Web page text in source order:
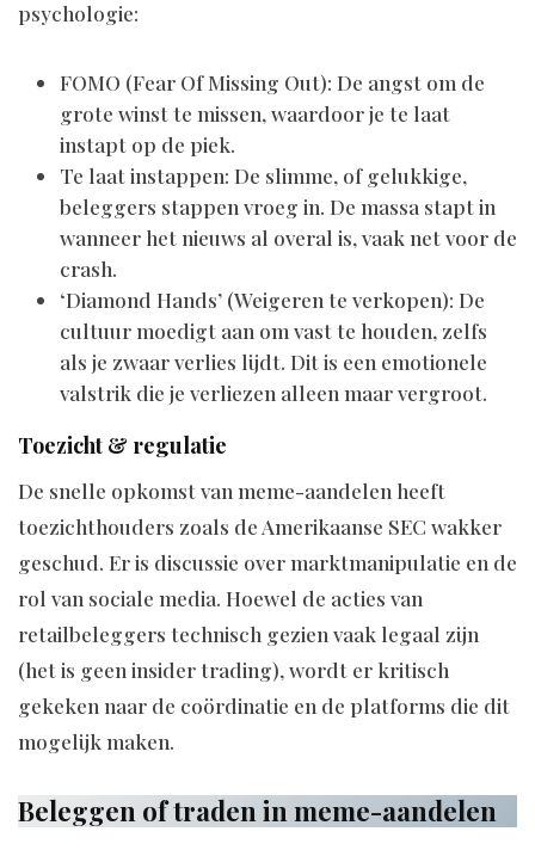
psychologie:
FOMO (Fear Of Missing Out): De angst om de
grote winst te missen, waardoor je te laat
instapt op de piek.
Te laat instappen: De slimme, of gelukkige,
beleggers stappen vroeg in. De massa stapt in
wanneer het nieuws al overal is, vaak net voor de
crash.
‘Diamond Hands’ (Weigeren te verkopen): De
cultuur moedigt aan om vast te houden, zelfs
als je zwaar verlies lijdt. Dit is een emotionele
valstrik die je verliezen alleen maar vergroot.
Toezicht & regulatie
De snelle opkomst van meme-aandelen heeft
toezichthouders zoals de Amerikaanse SEC wakker
geschud. Er is discussie over marktmanipulatie en de
rol van sociale media. Hoewel de acties van
retailbeleggers technisch gezien vaak legaal zijn
(het is geen insider trading), wordt er kritisch
gekeken naar de coördinatie en de platforms die dit
mogelijk maken.
Beleggen of traden in meme-aandelen